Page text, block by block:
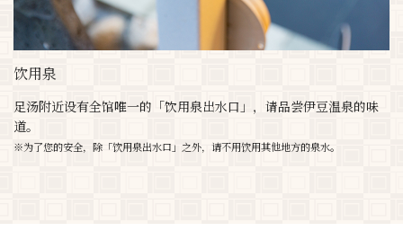
饮用泉
足汤附近设有全馆唯一的「饮用泉出水口」，请品尝伊豆温泉的味
道。
※为了您的安全，除「饮用泉出水口」之外，请不用饮用其他地方的泉水。